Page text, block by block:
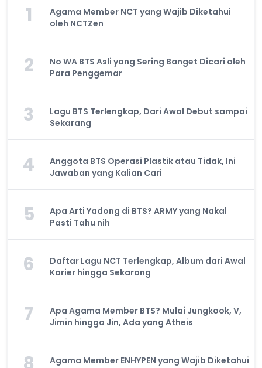
1
Agama Member NCT yang Wajib Diketahui
oleh NCTZen
2
No WA BTS Asli yang Sering Banget Dicari oleh
Para Penggemar
3
Lagu BTS Terlengkap, Dari Awal Debut sampai
Sekarang
4
Anggota BTS Operasi Plastik atau Tidak, Ini
Jawaban yang Kalian Cari
5
Apa Arti Yadong di BTS? ARMY yang Nakal
Pasti Tahu nih
6
Daftar Lagu NCT Terlengkap, Album dari Awal
Karier hingga Sekarang
7
Apa Agama Member BTS? Mulai Jungkook, V,
Jimin hingga Jin, Ada yang Atheis
Agama Member ENHYPEN yang Wajib Diketahui